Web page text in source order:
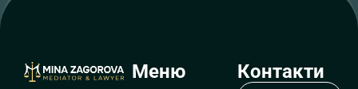
Меню Контакти